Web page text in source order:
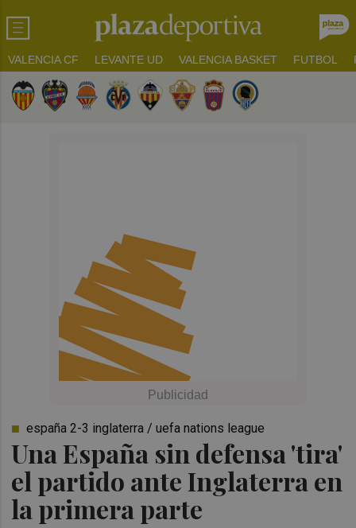
VALENCIA CF LEVANTE UD VALENCIA BASKET FUTBOL
Una España sin defensa 'tira'
el partido ante Inglaterra en
la primera parte
españa 2-3 inglaterra / uefa nations league